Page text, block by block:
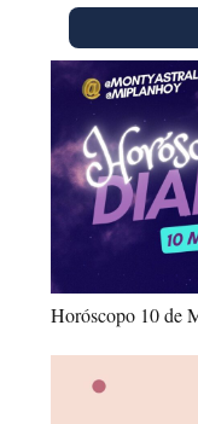
Horóscopo 10 de